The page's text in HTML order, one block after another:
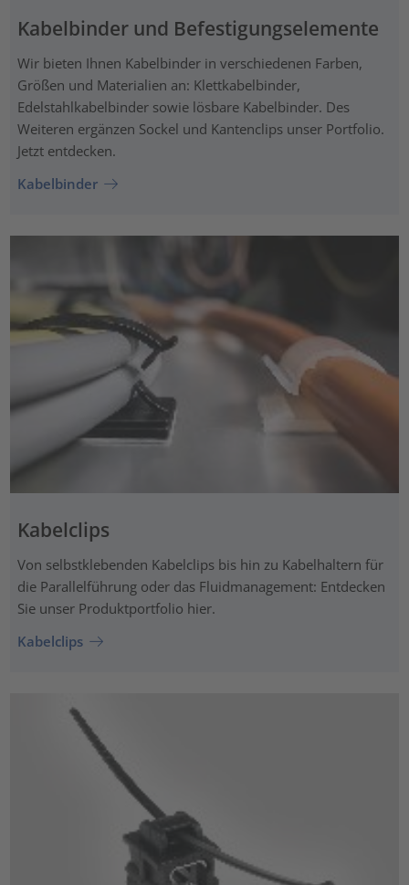
Kabelbinder und Befestigungselemente
Wir bieten Ihnen Kabelbinder in verschiedenen Farben,
Größen und Materialien an: Klettkabelbinder,
Edelstahlkabelbinder sowie lösbare Kabelbinder. Des
Weiteren ergänzen Sockel und Kantenclips unser Portfolio.
Jetzt entdecken.
Kabelbinder
Kabelclips
Von selbstklebenden Kabelclips bis hin zu Kabelhaltern für
die Parallelführung oder das Fluidmanagement: Entdecken
Sie unser Produktportfolio hier.
Kabelclips